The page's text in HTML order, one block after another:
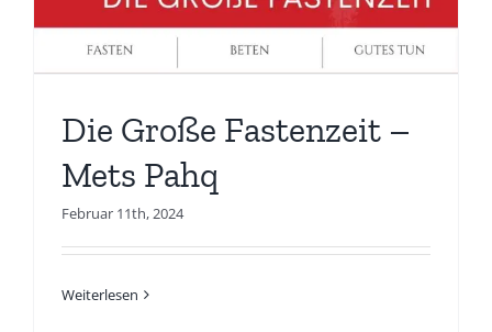
Die Große Fastenzeit –
Mets Pahq
Februar 11th, 2024
Weiterlesen